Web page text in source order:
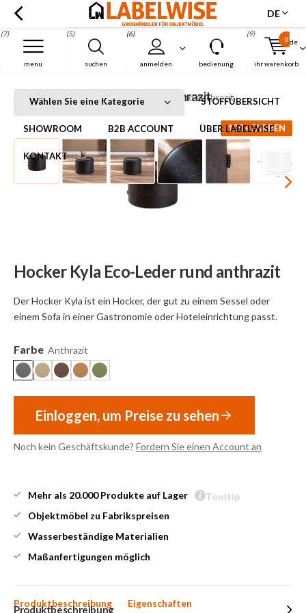
de
suchen
(5)
anmelden
(6)
menu
(7)
bedienung ihr warenkorb
0
(9)
Menu
DE
Wählen Sie eine Kategorie STOFFÜBERSICHT
SHOWROOM B2B ACCOUNT ÜBER LABELWISE
KONTAKT
Startseite Hocker Kyla Eco-Leder rund anthrazit
Hocker Kyla Eco-Leder rund anthrazit
100+ FARBEN
Hocker Kyla Eco-Leder rund anthrazit
Der Hocker Kyla ist ein Hocker, der gut zu einem Sessel oder
einem Sofa in einer Gastronomie oder Hoteleinrichtung passt.
Farbe Anthrazit
Einloggen, um Preise zu sehen
Noch kein Geschäftskunde? Fordern Sie einen Account an
Mehr als 20.000 Produkte auf Lager
Tooltip
Objektmöbel zu Fabrikspreisen
Wasserbeständige Materialien
Maßanfertigungen möglich
Produktbeschreibung
Eigenschaften
Produktbeschreibung